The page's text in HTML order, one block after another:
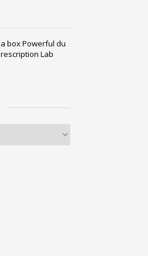
box Powerful du
Lab